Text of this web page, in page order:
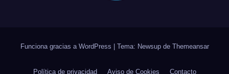
Funciona gracias a WordPress Tema: Newsup de Themeansar
Política de privacidad Aviso de Cookies Contacto